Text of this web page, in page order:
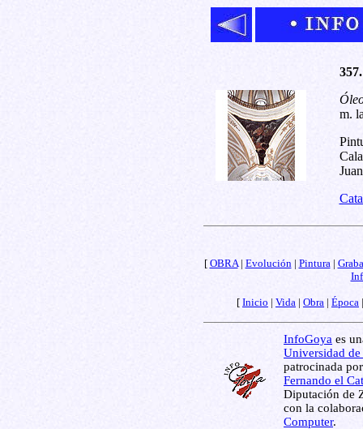
m.
[ OBRA| Evolución| Pintura|
[ Inicio | Vida | Obra | Época
InfoGoya es
Universidad de
patrocinada
Fernando el
Diputación de
con la
Computer.